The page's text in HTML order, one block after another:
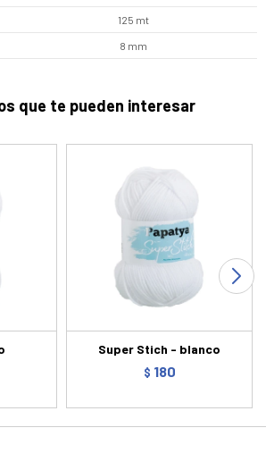
125 mt
8 mm
que te pueden interesar
Super Stich - blanco
$ 180